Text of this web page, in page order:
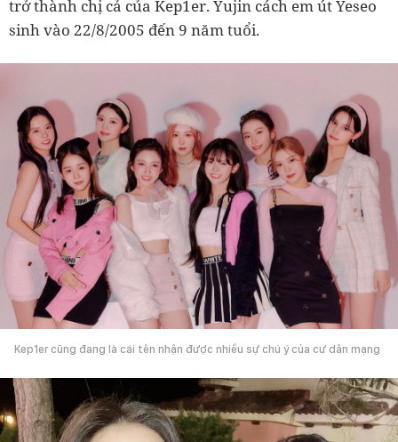
trở thành chị cả của Kep1er. Yujin cách em út Yeseo
sinh vào 22/8/2005 đến 9 năm tuổi.
Kep1er cũng đang là cái tên nhận được nhiều sự chú ý của cư dân mạng